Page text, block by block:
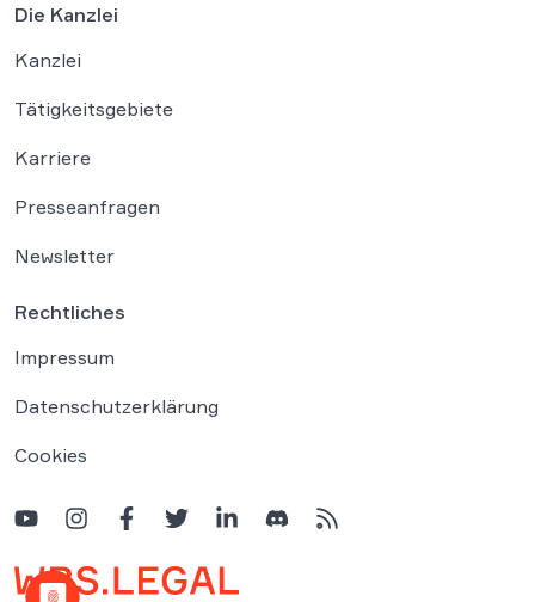
Die Kanzlei
Kanzlei
Tätigkeitsgebiete
Karriere
Presseanfragen
Newsletter
Rechtliches
Impressum
Datenschutzerklärung
Cookies